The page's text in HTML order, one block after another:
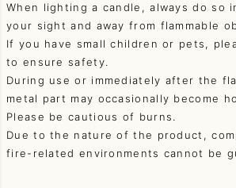
When lighting a candle, always do so
your sight and away from flammable
If you have small children or pets,
to ensure safety.
During use or immediately after the
metal part may occasionally become
Please be cautious of burns.
Due to the nature of the product,
fire-related environments cannot be